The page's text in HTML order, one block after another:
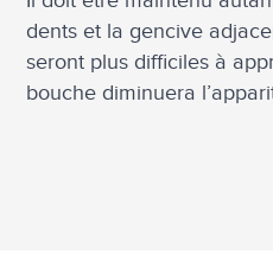
dents et la gencive
seront plus difficiles à
bouche diminuera